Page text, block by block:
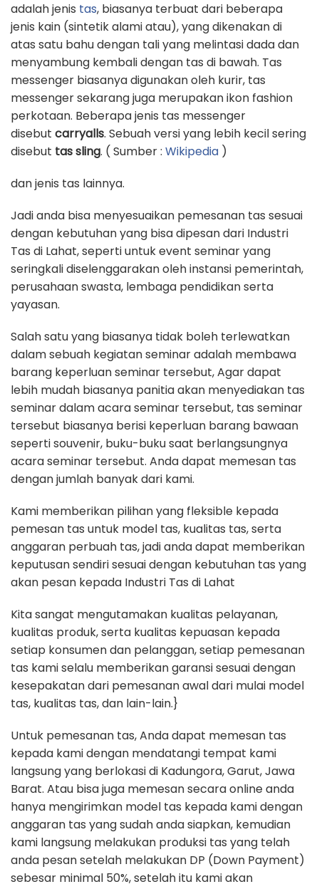
adalah jenis tas, biasanya terbuat dari beberapa
jenis kain (sintetik alami atau), yang dikenakan di
atas satu bahu dengan tali yang melintasi dada dan
menyambung kembali dengan tas di bawah. Tas
messenger biasanya digunakan oleh kurir, tas
messenger sekarang juga merupakan ikon fashion
perkotaan. Beberapa jenis tas messenger
disebut carryalls. Sebuah versi yang lebih kecil sering
disebut tas sling. ( Sumber : Wikipedia )
dan jenis tas lainnya.
Jadi anda bisa menyesuaikan pemesanan tas sesuai
dengan kebutuhan yang bisa dipesan dari Industri
Tas di Lahat, seperti untuk event seminar yang
seringkali diselenggarakan oleh instansi pemerintah,
perusahaan swasta, lembaga pendidikan serta
yayasan.
Salah satu yang biasanya tidak boleh terlewatkan
dalam sebuah kegiatan seminar adalah membawa
barang keperluan seminar tersebut, Agar dapat
lebih mudah biasanya panitia akan menyediakan tas
seminar dalam acara seminar tersebut, tas seminar
tersebut biasanya berisi keperluan barang bawaan
seperti souvenir, buku-buku saat berlangsungnya
acara seminar tersebut. Anda dapat memesan tas
dengan jumlah banyak dari kami.
Kami memberikan pilihan yang fleksible kepada
pemesan tas untuk model tas, kualitas tas, serta
anggaran perbuah tas, jadi anda dapat memberikan
keputusan sendiri sesuai dengan kebutuhan tas yang
akan pesan kepada Industri Tas di Lahat
Kita sangat mengutamakan kualitas pelayanan,
kualitas produk, serta kualitas kepuasan kepada
setiap konsumen dan pelanggan, setiap pemesanan
tas kami selalu memberikan garansi sesuai dengan
kesepakatan dari pemesanan awal dari mulai model
tas, kualitas tas, dan lain-lain.}
Untuk pemesanan tas, Anda dapat memesan tas
kepada kami dengan mendatangi tempat kami
langsung yang berlokasi di Kadungora, Garut, Jawa
Barat. Atau bisa juga memesan secara online anda
hanya mengirimkan model tas kepada kami dengan
anggaran tas yang sudah anda siapkan, kemudian
kami langsung melakukan produksi tas yang telah
anda pesan setelah melakukan DP (Down Payment)
sebesar minimal 50%, setelah itu kami akan